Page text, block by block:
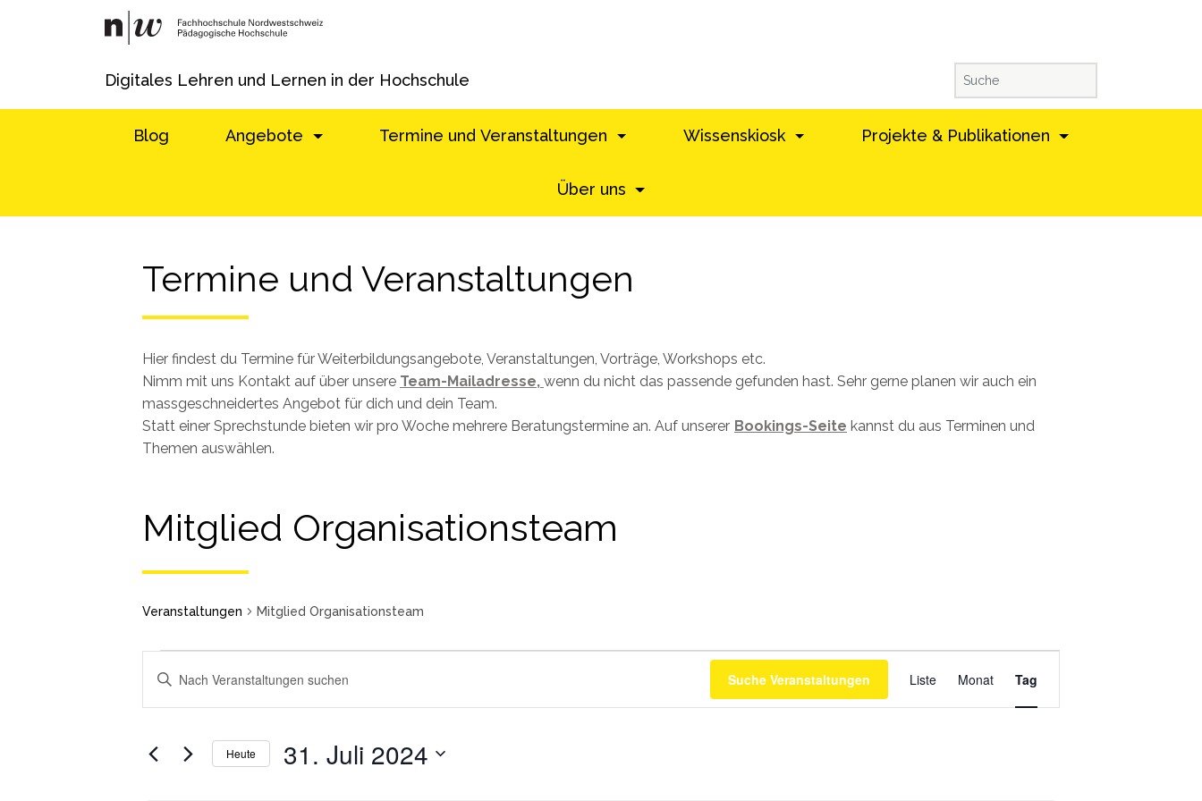
Digitales Lehren und Lernen in der Hochschule
Blog Angebote Termine und Veranstaltungen Wissenskiosk Projekte & Publikationen
Über uns
Termine und Veranstaltungen
Hier findest du Termine für Weiterbildungsangebote, Veranstaltungen, Vorträge, Workshops etc.
Nimm mit uns Kontakt auf über unsere Team-Mailadresse, wenn du nicht das passende gefunden hast. Sehr gerne planen wir auch ein
massgeschneidertes Angebot für dich und dein Team.
Statt einer Sprechstunde bieten wir pro Woche mehrere Beratungstermine an. Auf unserer Bookings-Seite kannst du aus Terminen und
Themen auswählen.
Mitglied Organisationsteam
Veranstaltungen Mitglied Organisationsteam
Veranstaltungen
31.
Juli
Veranstaltungen
und
Ansichtennavigation
Schlüsselwort
Veranstaltungen
Suche Veranstaltungen
Ansichtennavigation
Liste Monat Tag
Heute 31. Juli 2024